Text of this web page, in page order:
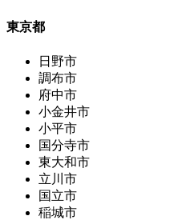
東京都
日野市
調布市
府中市
小金井市
小平市
国分寺市
東大和市
立川市
国立市
稲城市